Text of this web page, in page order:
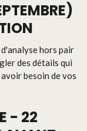
hors pair
des détails qui
besoin de vos
- 22